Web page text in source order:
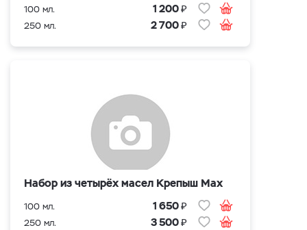
100 мл. 1 200₽
250 мл. 2 700₽
Набор из четырёх масел Крепыш Max
100 мл. 1 650₽
250 мл. 3 500₽